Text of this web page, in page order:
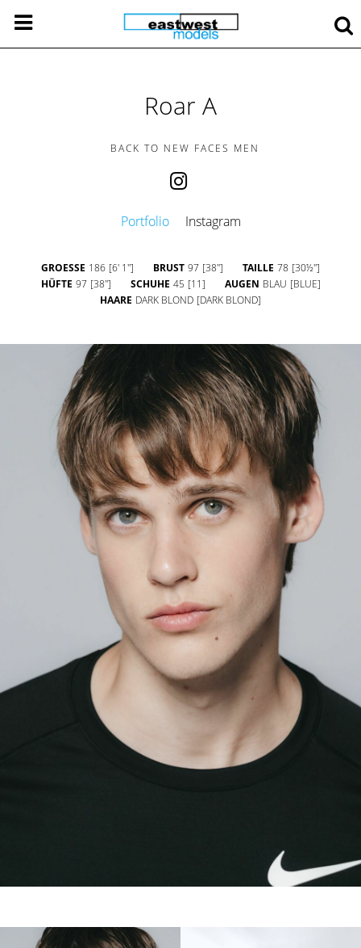
Roar A
BACK TO NEW FACES MEN
Portfolio Instagram
GROESSE 186 [6' 1''] BRUST 97 [38''] TAILLE 78 [30½'']
HÜFTE 97 [38''] SCHUHE 45 [11] AUGEN BLAU [BLUE]
HAARE DARK BLOND [DARK BLOND]